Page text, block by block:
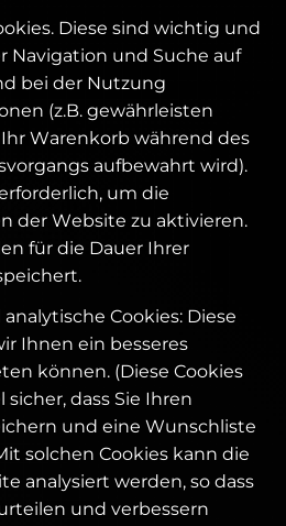
Diese sind wichtig und
Navigation und Suche auf
bei der Nutzung
(z.B. gewährleisten
Ihr Warenkorb während des
aufbewahrt wird).
um die
der Website zu aktivieren.
für die Dauer Ihrer
Cookies: Diese
Ihnen ein besseres
können. (Diese Cookies
dass Sie Ihren
und eine Wunschliste
solchen Cookies kann die
analysiert werden, so dass
und verbessern